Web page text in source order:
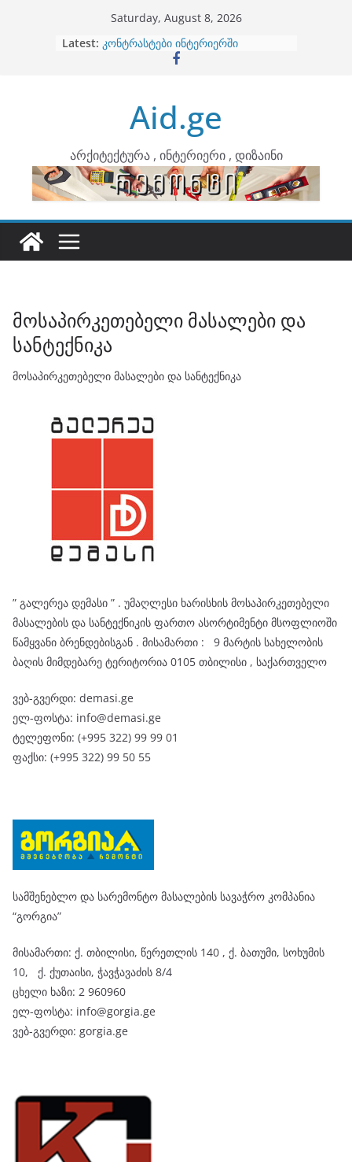
Saturday, August 8, 2026
Latest: ბინების გაერთიანება
კონტრასტები ინტერიერში
ინტერიერის დიზიანი
არტემიდი წარმოგიდგენთ
Aid.ge
არქიტექტურა , ინტერიერი , დიზაინი
მოსაპირკეთებელი მასალები და
სანტექნიკა
მოსაპირკეთებელი მასალები და სანტექნიკა
” გალერეა დემასი ” . უმაღლესი ხარისხის მოსაპირკეთებელი
მასალების და სანტექნიკის ფართო ასორტიმენტი მსოფლიოში
წამყვანი ბრენდებისგან . მისამართი : 9 მარტის სახელობის
ბაღის მიმდებარე ტერიტორია 0105 თბილისი , საქართველო
ვებ-გვერდი: demasi.ge
ელ-ფოსტა: info@demasi.ge
ტელეფონი: (+995 322) 99 99 01
ფაქსი: (+995 322) 99 50 55
სამშენებლო და სარემონტო მასალების სავაჭრო კომპანია
“გორგია”
მისამართი: ქ. თბილისი, წერეთლის 140 , ქ. ბათუმი, სოხუმის
10, ქ. ქუთაისი, ჭავჭავაძის 8/4
ცხელი ხაზი: 2 960960
ელ-ფოსტა: info@gorgia.ge
ვებ-გვერდი: gorgia.ge